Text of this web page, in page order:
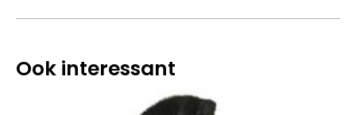
Ook interessant